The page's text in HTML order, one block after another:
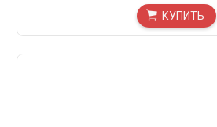
КУПИТЬ